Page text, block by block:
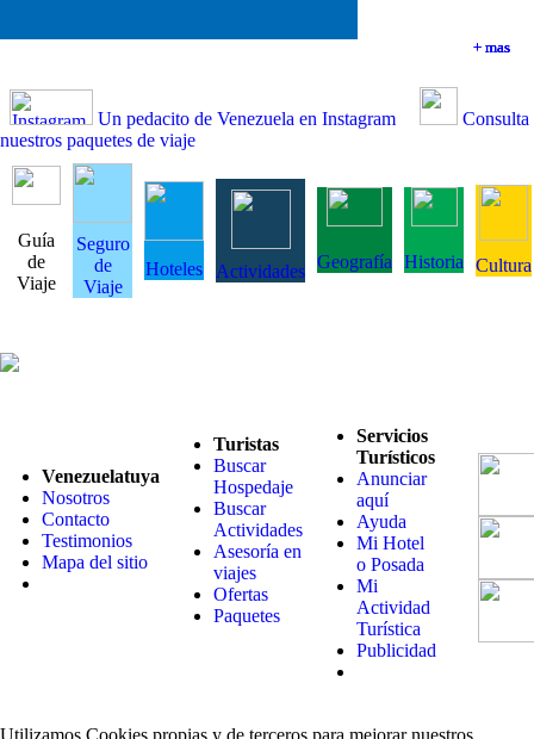
+ mas
+ mas
+ mas
+ mas
Un pedacito de Venezuela en Instagram
Consulta
nuestros paquetes de viaje
Guía
de
Viaje
Seguro
de
Viaje
Hoteles Actividades Geografía Historia Cultura
Venezuelatuya
Nosotros
Contacto
Testimonios
Mapa del sitio
Turistas
Buscar
Hospedaje
Buscar
Actividades
Asesoría en
viajes
Ofertas
Paquetes
Servicios
Turísticos
Anunciar
aquí
Ayuda
Mi Hotel
o Posada
Mi
Actividad
Turística
Publicidad
Utilizamos Cookies propias y de terceros para mejorar nuestros